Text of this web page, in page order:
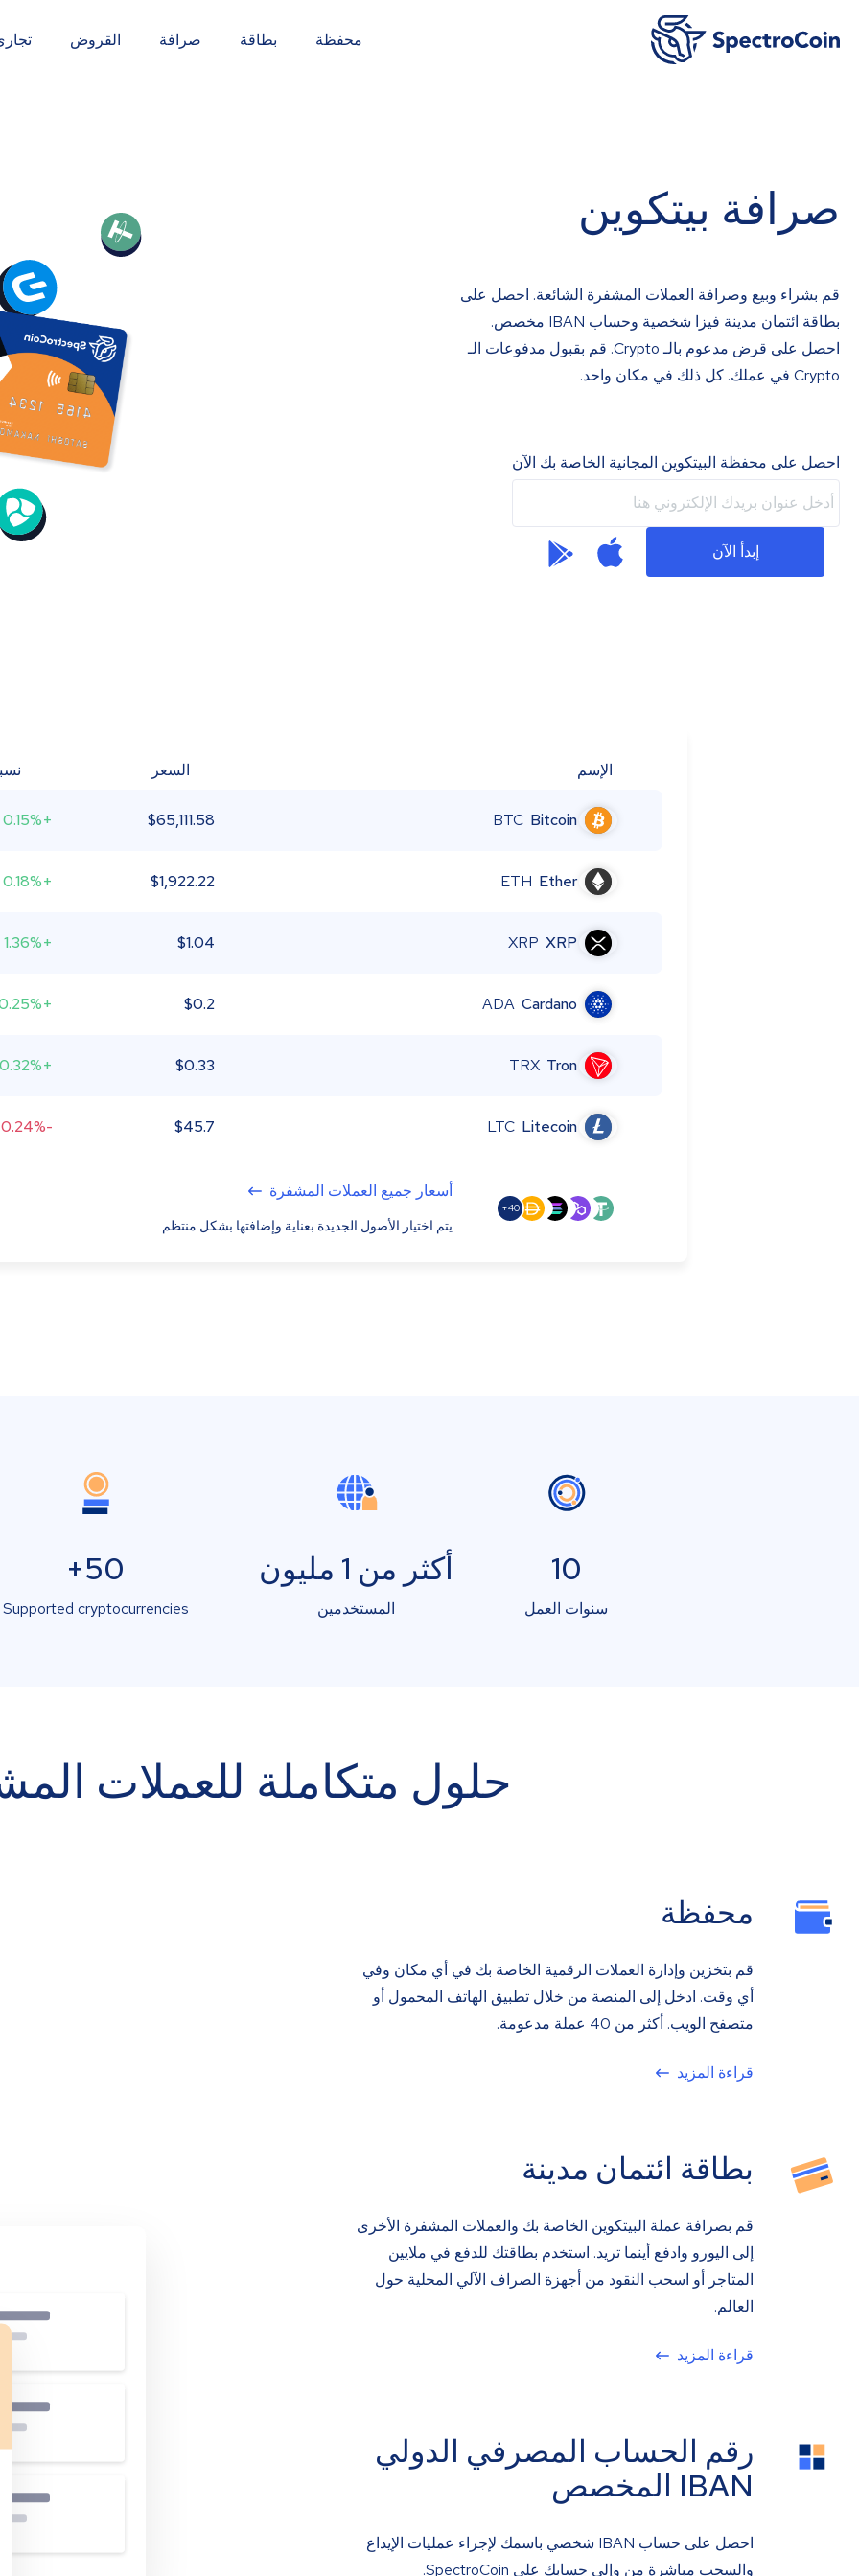
محفظة بطاقة صرافة القروض
صرافة بيتكوين
قم بشراء وبيع وصرافة العملات المشفرة الشائعة. احصل على
بطاقة ائتمان مدينة فيزا شخصية وحساب IBAN مخصص.
احصل على قرض مدعوم بالـ Crypto. قم بقبول مدفوعات الـ
Crypto في عملك. كل ذلك في مكان واحد.
احصل على محفظة البيتكوين المجانية الخاصة بك الآن
إبدأ الآن
الإسم السعر
Bitcoin
BTC
$65,111.58
+0.15%
Ether
ETH
$1,922.22
+0.18%
XRP
XRP
$1.04
+1.36%
Cardano
ADA
$0.2
+0.25%
Tron
TRX
$0.33
+0.32%
Litecoin
LTC
$45.7
-0.24%
40+
أسعار جميع العملات المشفرة
يتم اختيار الأصول الجديدة بعناية وإضافتها بشكل منتظم.
10
سنوات العمل
أكثر من 1 مليون
المستخدمين
50+
Supported cryptocurrencies
حلول متكاملة للعملات
محفظة
قم بتخزين وإدارة العملات الرقمية الخاصة بك في أي مكان وفي
أي وقت. ادخل إلى المنصة من خلال تطبيق الهاتف المحمول أو
متصفح الويب. أكثر من 40 عملة مدعومة.
قراءة المزيد
بطاقة ائتمان مدينة
قم بصرافة عملة البيتكوين الخاصة بك والعملات المشفرة الأخرى
إلى اليورو وادفع أينما تريد. استخدم بطاقتك للدفع في ملايين
المتاجر أو اسحب النقود من أجهزة الصراف الآلي المحلية حول
العالم.
قراءة المزيد
رقم الحساب المصرفي الدولي
IBAN المخصص
احصل على حساب IBAN شخصي باسمك لإجراء عمليات الإيداع
والسحب مباشرة من وإلى حسابك على SpectroCoin.